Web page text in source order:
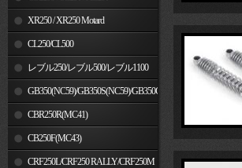
XR250 / XR250 Motard
CL250/CL500
レブル250/レブル500/レブル1100
GB350(NC59)/GB350S(NC59)/GB350C(NC64)
CBR250R(MC41)
CB250F(MC43)
CRF250L/CRF250 RALLY/CRF250M